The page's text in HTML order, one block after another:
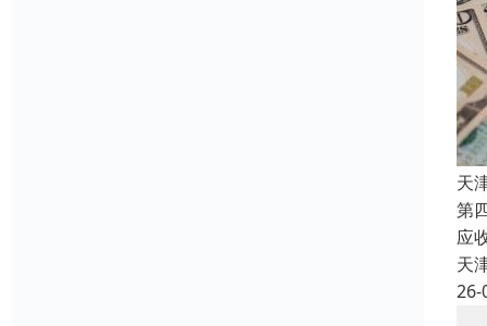
天
第
应
天
26-